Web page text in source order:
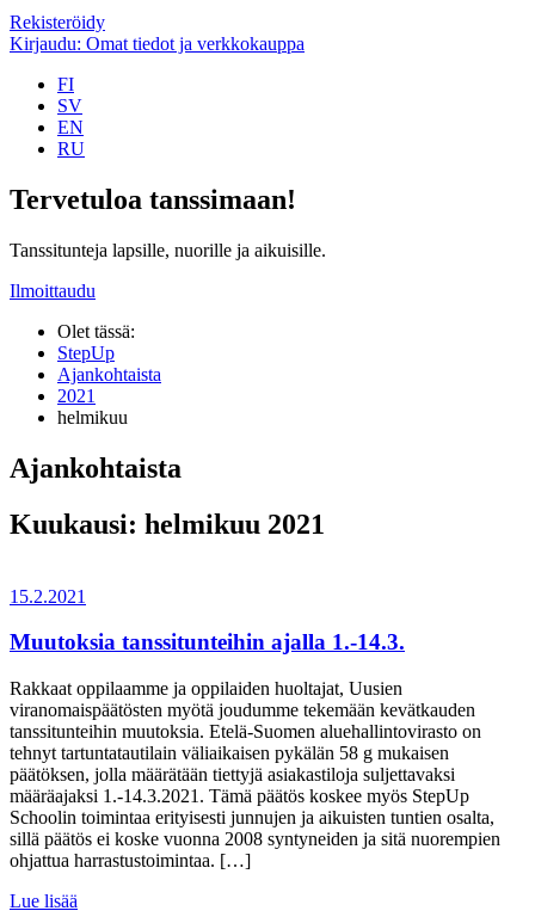
Rekisteröidy
Kirjaudu: Omat tiedot ja verkkokauppa
FI
SV
EN
RU
Tervetuloa tanssimaan!
Tanssitunteja lapsille, nuorille ja aikuisille.
Ilmoittaudu
Olet tässä:
StepUp
Ajankohtaista
2021
helmikuu
Ajankohtaista
Kuukausi: helmikuu 2021
15.2.2021
Muutoksia tanssitunteihin ajalla 1.-14.3.
Rakkaat oppilaamme ja oppilaiden huoltajat, Uusien
viranomaispäätösten myötä joudumme tekemään kevätkauden
tanssitunteihin muutoksia. Etelä-Suomen aluehallintovirasto on
tehnyt tartuntatautilain väliaikaisen pykälän 58 g mukaisen
päätöksen, jolla määrätään tiettyjä asiakastiloja suljettavaksi
määräajaksi 1.-14.3.2021. Tämä päätös koskee myös StepUp
Schoolin toimintaa erityisesti junnujen ja aikuisten tuntien osalta,
sillä päätös ei koske vuonna 2008 syntyneiden ja sitä nuorempien
ohjattua harrastustoimintaa. […]
Lue lisää